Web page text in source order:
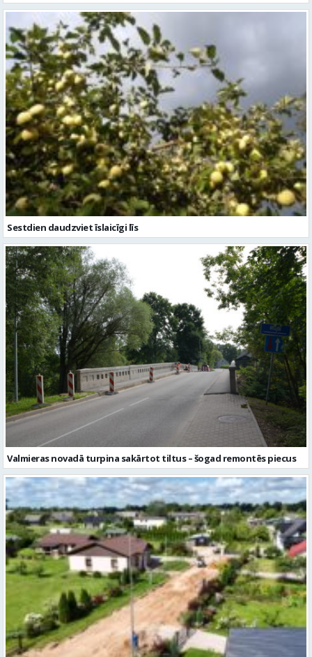
Sestdien daudzviet īslaicīgi līs
Valmieras novadā turpina sakārtot tiltus – šogad remontēs piecus